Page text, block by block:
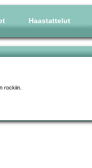
Haastattelut
rockiin.